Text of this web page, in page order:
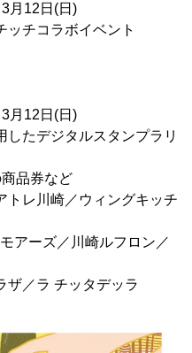
月12日(日)
ッチコラボイベント
月12日(日)
したデジタルスタンプラリ
品券など
トレ川崎／ウィングキッチ
／川崎ルフロン／
チッタデッラ